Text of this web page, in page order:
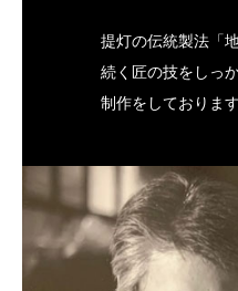
提灯の伝統製法「
続く匠の技をしっ
制作をしております